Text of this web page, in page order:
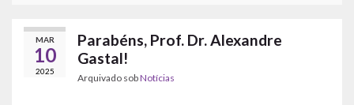
MAR
10
2025
Parabéns, Prof. Dr. Alexandre
Gastal!
Arquivado sobNotícias